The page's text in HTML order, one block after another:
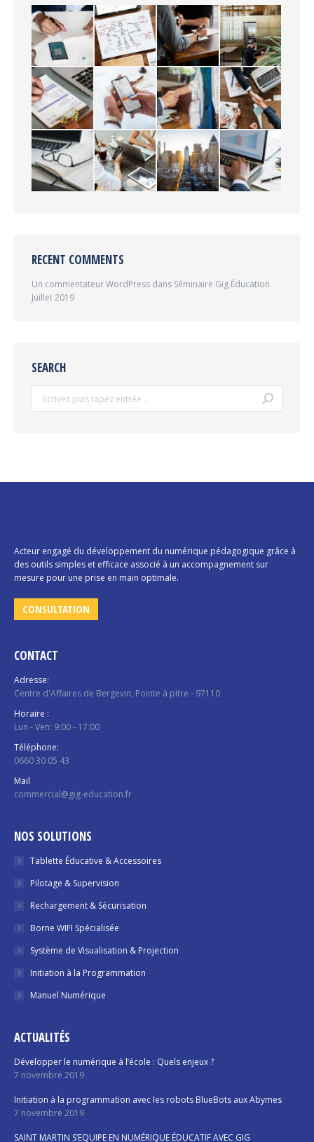
RECENT COMMENTS
Un commentateur WordPress dans Séminaire Gig Éducation
Juillet 2019
SEARCH
Acteur engagé du développement du numérique pédagogique grâce à
des outils simples et efficace associé à un accompagnement sur
mesure pour une prise en main optimale.
CONSULTATION
CONTACT
Adresse:
Centre d'Affaires de Bergevin, Pointe à pitre - 97110
Horaire :
Lun - Ven: 9:00 - 17:00
Téléphone:
0660 30 05 43
Mail
commercial@gig-education.fr
NOS SOLUTIONS
Tablette Éducative & Accessoires
Pilotage & Supervision
Rechargement & Sécurisation
Borne WIFI Spécialisée
Système de Visualisation & Projection
Initiation à la Programmation
Manuel Numérique
ACTUALITÉS
Développer le numérique à l’école : Quels enjeux ?
7 novembre 2019
Initiation à la programmation avec les robots BlueBots aux Abymes
7 novembre 2019
SAINT MARTIN S’EQUIPE EN NUMÉRIQUE ÉDUCATIF AVEC GIG